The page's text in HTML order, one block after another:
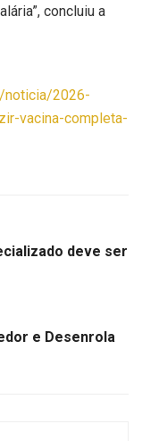
concluiu a
noticia/2026-
vacina-completa-
deve ser
e Desenrola